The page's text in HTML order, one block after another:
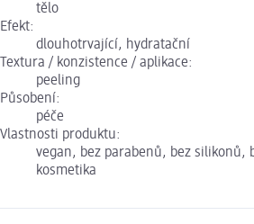
tělo
Efekt:
dlouhotrvající, hydratační
Textura / konzistence / aplikace:
peeling
Působení:
péče
Vlastnosti produktu:
vegan, bez parabenů, bez silikonů,
kosmetika